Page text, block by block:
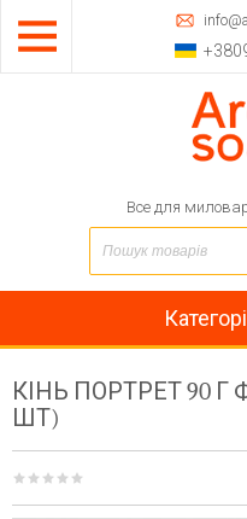
Все для
КІНЬ ПОРТРЕТ 90
ШТ)